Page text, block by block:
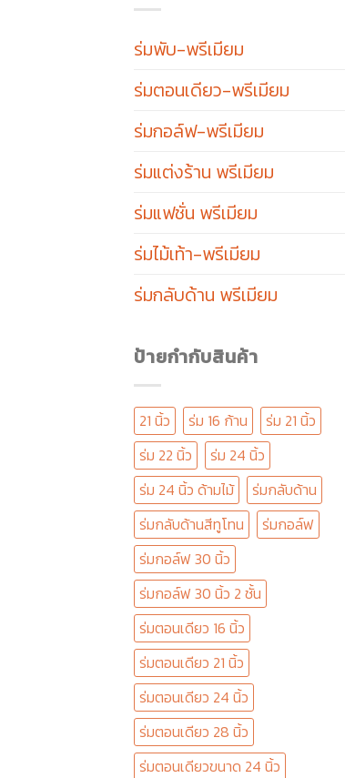
ร่มพับ-พรีเมียม
ร่มตอนเดียว-พรีเมียม
ร่มกอล์ฟ-พรีเมียม
ร่มแต่งร้าน พรีเมียม
ร่มแฟชั่น พรีเมียม
ร่มไม้เท้า-พรีเมียม
ร่มกลับด้าน พรีเมียม
ป้ายกำกับสินค้า
21 นิ้ว ร่ม 16 ก้าน
ร่ม 21 นิ้ว
ร่ม 22 นิ้ว
ร่ม 24 นิ้ว
ร่ม 24 นิ้ว ด้ามไม้
ร่มกลับด้าน
ร่มกลับด้านสีทูโทน
ร่มกอล์ฟ
ร่มกอล์ฟ 30 นิ้ว
ร่มกอล์ฟ 30 นิ้ว 2 ชั้น
ร่มตอนเดียว 16 นิ้ว
ร่มตอนเดียว 21 นิ้ว
ร่มตอนเดียว 24 นิ้ว
ร่มตอนเดียว 28 นิ้ว
ร่มตอนเดียวขนาด 24 นิ้ว